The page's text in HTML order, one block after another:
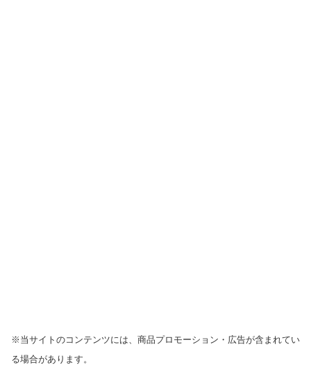
※当サイトのコンテンツには、商品プロモーション・広告が含まれてい
る場合があります。